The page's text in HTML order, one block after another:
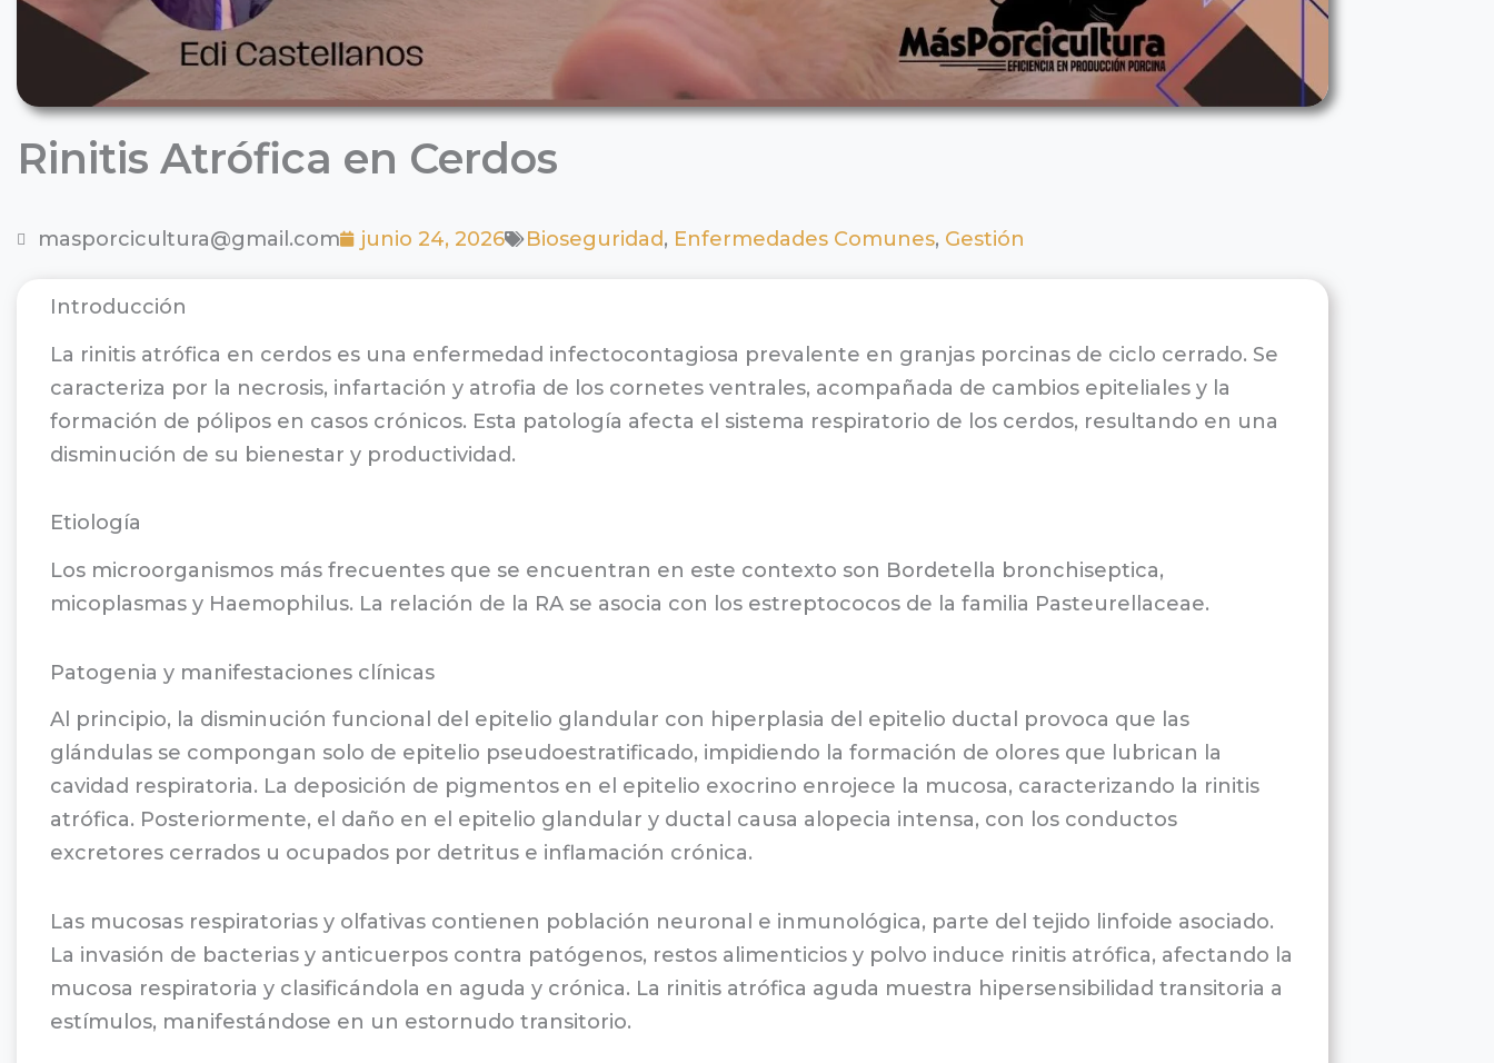
Rinitis Atrófica en Cerdos
masporcicultura@gmail.com junio 24, 2026 Bioseguridad, Enfermedades Comunes, Gestión
Introducción
La rinitis atrófica en cerdos es una enfermedad infectocontagiosa prevalente en granjas porcinas de ciclo cerrado. Se
caracteriza por la necrosis, infartación y atrofia de los cornetes ventrales, acompañada de cambios epiteliales y la
formación de pólipos en casos crónicos. Esta patología afecta el sistema respiratorio de los cerdos, resultando en una
disminución de su bienestar y productividad.
Etiología
Los microorganismos más frecuentes que se encuentran en este contexto son Bordetella bronchiseptica,
micoplasmas y Haemophilus. La relación de la RA se asocia con los estreptococos de la familia Pasteurellaceae.
Patogenia y manifestaciones clínicas
Al principio, la disminución funcional del epitelio glandular con hiperplasia del epitelio ductal provoca que las
glándulas se compongan solo de epitelio pseudoestratificado, impidiendo la formación de olores que lubrican la
cavidad respiratoria. La deposición de pigmentos en el epitelio exocrino enrojece la mucosa, caracterizando la rinitis
atrófica. Posteriormente, el daño en el epitelio glandular y ductal causa alopecia intensa, con los conductos
excretores cerrados u ocupados por detritus e inflamación crónica.
Las mucosas respiratorias y olfativas contienen población neuronal e inmunológica, parte del tejido linfoide asociado.
La invasión de bacterias y anticuerpos contra patógenos, restos alimenticios y polvo induce rinitis atrófica, afectando la
mucosa respiratoria y clasificándola en aguda y crónica. La rinitis atrófica aguda muestra hipersensibilidad transitoria a
estímulos, manifestándose en un estornudo transitorio.